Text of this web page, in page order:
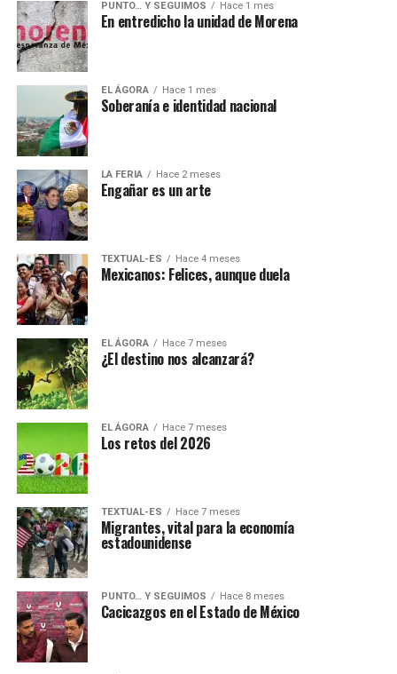
PUNTO… Y SEGUIMOS Hace 1 mes
En entredicho la unidad de Morena
EL ÁGORA Hace 1 mes
Soberanía e identidad nacional
LA FERIA Hace 2 meses
Engañar es un arte
TEXTUAL-ES Hace 4 meses
Mexicanos: Felices, aunque duela
EL ÁGORA Hace 7 meses
¿El destino nos alcanzará?
EL ÁGORA Hace 7 meses
Los retos del 2026
TEXTUAL-ES Hace 7 meses
Migrantes, vital para la economía
estadounidense
PUNTO… Y SEGUIMOS Hace 8 meses
Cacicazgos en el Estado de México